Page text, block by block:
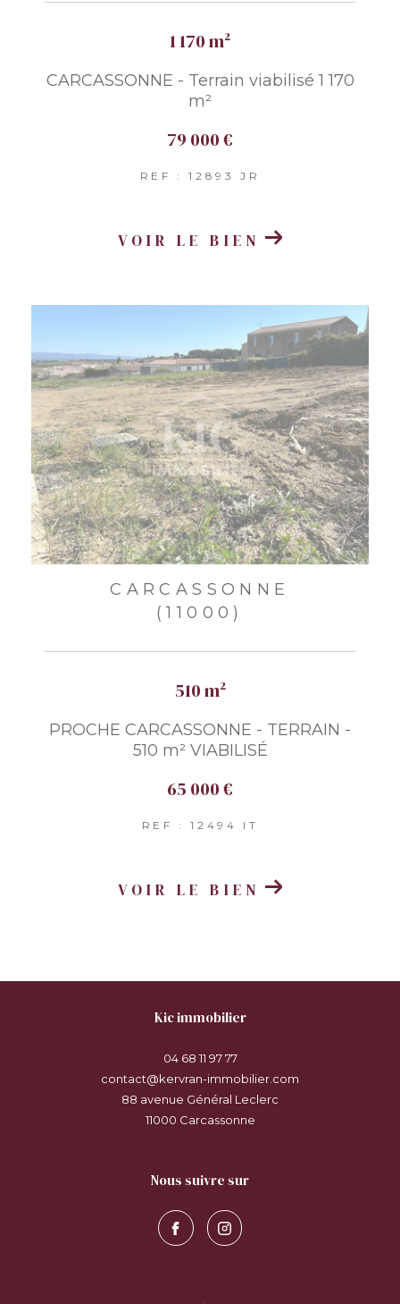
1 170 m²
CARCASSONNE - Terrain viabilisé 1 170
m²
79 000 €
REF : 12893 JR
VOIR LE BIEN
CARCASSONNE
(11000)
510 m²
PROCHE CARCASSONNE - TERRAIN -
510 m² VIABILISÉ
65 000 €
REF : 12494 IT
VOIR LE BIEN
kic immobilier
04 68 11 97 77
contact@kervran-immobilier.com
88 avenue Général Leclerc
11000
carcassonne
nous suivre sur